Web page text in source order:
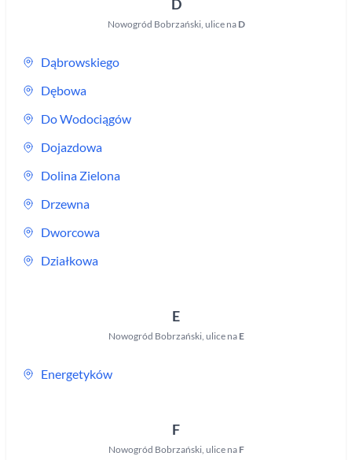
D
Nowogród Bobrzański, ulice na D
Dąbrowskiego
Dębowa
Do Wodociągów
Dojazdowa
Dolina Zielona
Drzewna
Dworcowa
Działkowa
E
Nowogród Bobrzański, ulice na E
Energetyków
F
Nowogród Bobrzański, ulice na F